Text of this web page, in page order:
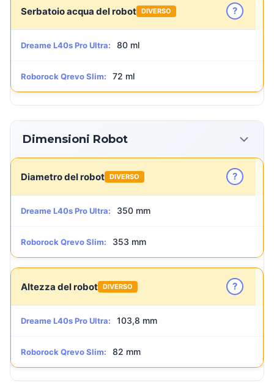
Serbatoio acqua del robot DIVERSO ?
Dreame L40s Pro Ultra: 80 ml
Roborock Qrevo Slim: 72 ml
Dimensioni Robot
Diametro del robot DIVERSO ?
Dreame L40s Pro Ultra: 350 mm
Roborock Qrevo Slim: 353 mm
Altezza del robot DIVERSO ?
Dreame L40s Pro Ultra: 103,8 mm
Roborock Qrevo Slim: 82 mm